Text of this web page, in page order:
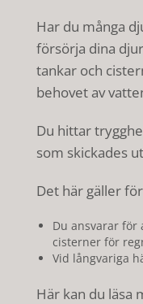
Har du många
försörja dina
tankar och
behovet av
Du hittar
som skickades
Det här gäller
Du ansvarar för
cisterner för
Vid långvariga
Här kan du läsa